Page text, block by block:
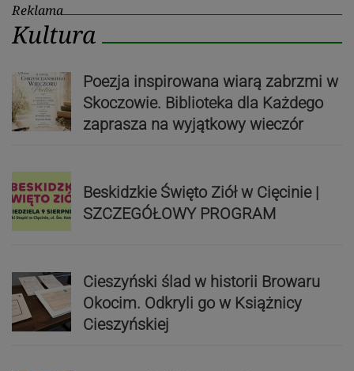
Reklama
Kultura
Poezja inspirowana wiarą zabrzmi w
Skoczowie. Biblioteka dla Każdego
zaprasza na wyjątkowy wieczór
Beskidzkie Święto Ziół w Cięcinie |
SZCZEGÓŁOWY PROGRAM
Cieszyński ślad w historii Browaru
Okocim. Odkryli go w Książnicy
Cieszyńskiej